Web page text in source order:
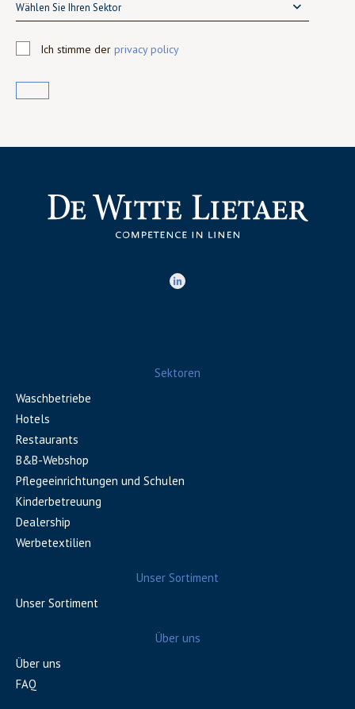
Wählen Sie Ihren Sektor
Ich stimme der privacy policy
Sektoren
Waschbetriebe
Hotels
Restaurants
B&B-Webshop
Pflegeeinrichtungen und Schulen
Kinderbetreuung
Dealership
Werbetextilien
Unser Sortiment
Unser Sortiment
Über uns
Über uns
FAQ